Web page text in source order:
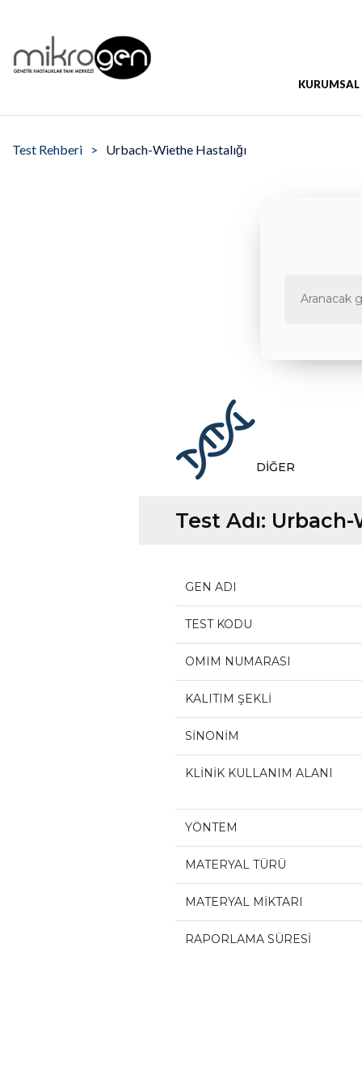
KURUMSAL
Test Rehberi Urbach-Wiethe Hastalığı
DİĞER
Test Adı: Urbach-
GEN ADI
TEST KODU
OMIM NUMARASI
KALITIM ŞEKLİ
SİNONİM
KLİNİK KULLANIM ALANI
YÖNTEM
MATERYAL TÜRÜ
MATERYAL MİKTARI
RAPORLAMA SÜRESİ